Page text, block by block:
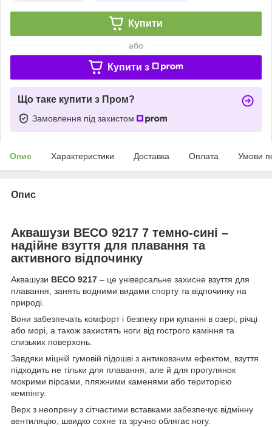
Купити
або
Купити з
Що таке купити з Пром?
Замовлення під захистом
Опис Характеристики Доставка Оплата Умови
Опис
Аквашузи BECO 9217 7 темно-сині –
надійне взуття для плавання та
активного відпочинку
Аквашузи BECO 9217 – це універсальне захисне взуття для
плавання, занять водними видами спорту та відпочинку на
природі.
Вони забезпечать комфорт і безпеку при купанні в озері, річці
або морі, а також захистять ноги від гострого каміння та
слизьких поверхонь.
Завдяки міцній гумовій підошві з антиковзним ефектом, взуття
підходить не тільки для плавання, але й для прогулянок
мокрими пірсами, пляжними каменями або територією
кемпінгу.
Верх з неопрену з сітчастими вставками забезпечує відмінну
вентиляцію, швидко сохне та зручно облягає ногу.